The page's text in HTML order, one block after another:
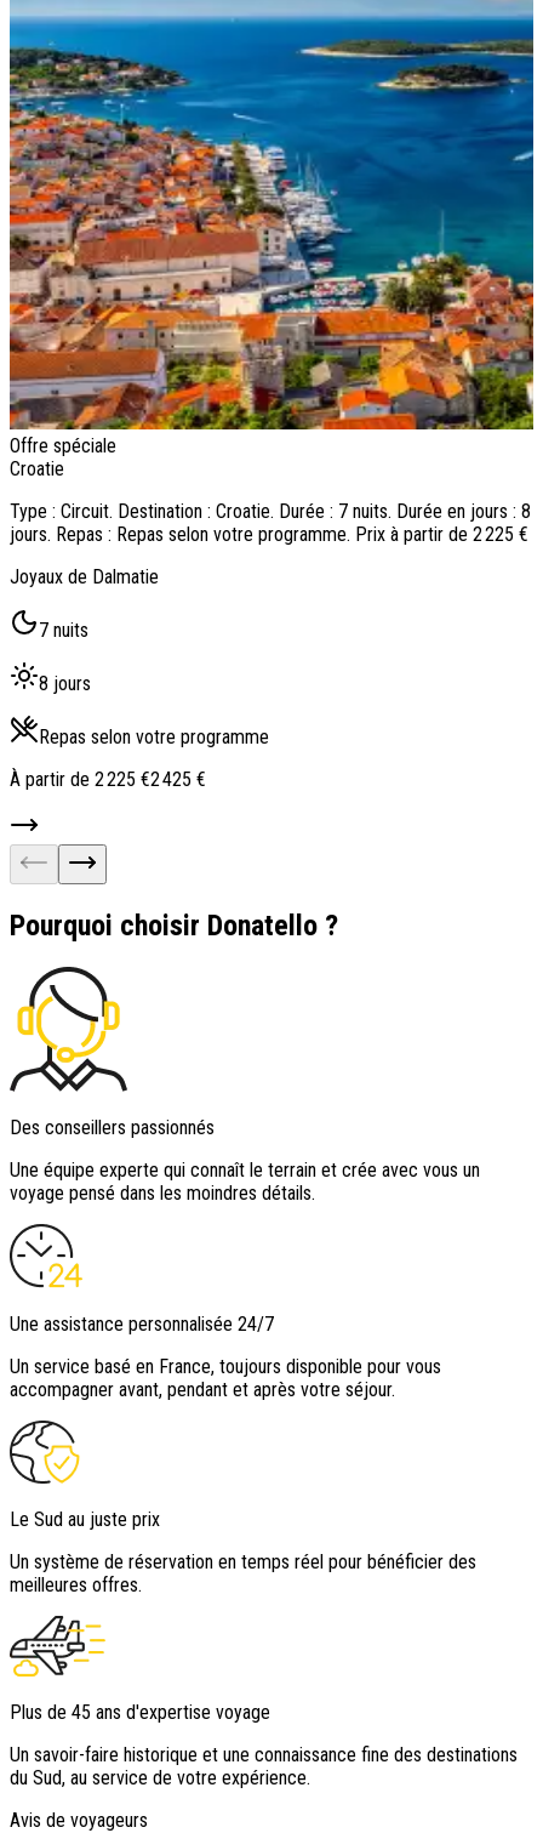
Offre spéciale
Croatie
Type : Circuit. Destination : Croatie. Durée : 7 nuits. Durée en jours : 8
jours. Repas : Repas selon votre programme. Prix à partir de 2 225 €
Joyaux de Dalmatie
7 nuits
8 jours
Repas selon votre programme
À partir de 2 225 €2 425 €
Pourquoi choisir Donatello ?
Des conseillers passionnés
Une équipe experte qui connaît le terrain et crée avec vous un
voyage pensé dans les moindres détails.
Une assistance personnalisée 24/7
Un service basé en France, toujours disponible pour vous
accompagner avant, pendant et après votre séjour.
Le Sud au juste prix
Un système de réservation en temps réel pour bénéficier des
meilleures offres.
Plus de 45 ans d'expertise voyage
Un savoir-faire historique et une connaissance fine des destinations
du Sud, au service de votre expérience.
Avis de voyageurs